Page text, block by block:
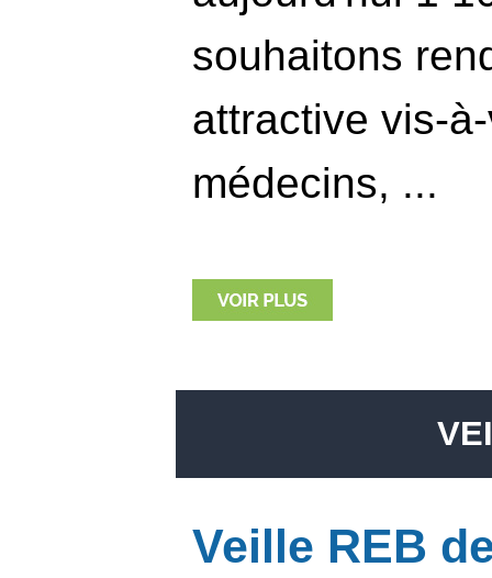
souhaitons
attractive vis-
médecins, ...
Veille REB